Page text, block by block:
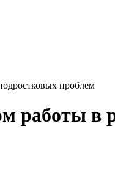
проблем
работы в